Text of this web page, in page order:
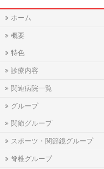
ホーム
概要
特色
診療内容
関連病院一覧
グループ
関節グループ
スポーツ・関節鏡グループ
脊椎グループ